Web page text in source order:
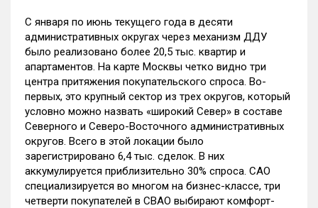
С января по июнь текущего года в десяти
административных округах через механизм ДДУ
было реализовано более 20,5 тыс. квартир и
апартаментов. На карте Москвы четко видно три
центра притяжения покупательского спроса. Во-
первых, это крупный сектор из трех округов, который
условно можно назвать «широкий Север» в составе
Северного и Северо-Восточного административных
округов. Всего в этой локации было
зарегистрировано 6,4 тыс. сделок. В них
аккумулируется приблизительно 30% спроса. САО
специализируется во многом на бизнес-классе, три
четверти покупателей в СВАО выбирают комфорт-